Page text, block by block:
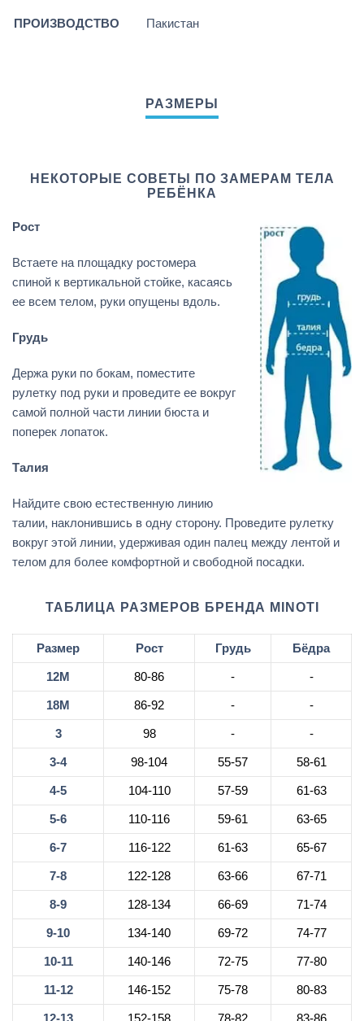
ПРОИЗВОДСТВО Пакистан
НЕКОТОРЫЕ СОВЕТЫ ПО ЗАМЕРАМ ТЕЛА
РЕБЁНКА
Рост
Встаете на площадку ростомера
спиной к вертикальной стойке, касаясь
ее всем телом, руки опущены вдоль.
Грудь
Держа руки по бокам, поместите
рулетку под руки и проведите ее вокруг
самой полной части линии бюста и
поперек лопаток.
Талия
Найдите свою естественную линию
талии, наклонившись в одну сторону. Проведите рулетку
вокруг этой линии, удерживая один палец между лентой и
телом для более комфортной и свободной посадки.
ТАБЛИЦА РАЗМЕРОВ БРЕНДА MINOTI
Размер Рост Грудь Бёдра
12М 80-86 - -
18М 86-92 - -
3 98 - -
3-4 98-104 55-57 58-61
4-5 104-110 57-59 61-63
5-6 110-116 59-61 63-65
6-7 116-122 61-63 65-67
7-8 122-128 63-66 67-71
8-9 128-134 66-69 71-74
9-10 134-140 69-72 74-77
10-11 140-146 72-75 77-80
11-12 146-152 75-78 80-83
12-13 152-158 78-82 83-86